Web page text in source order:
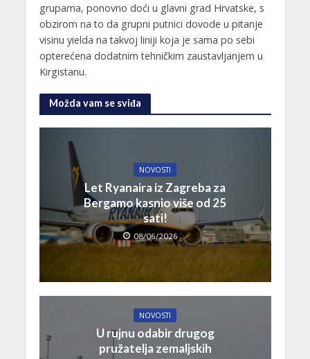
grupama, ponovno doći u glavni grad Hrvatske, s
obzirom na to da grupni putnici dovode u pitanje
visinu yielda na takvoj liniji koja je sama po sebi
opterećena dodatnim tehničkim zaustavljanjem u
Kirgistanu.
Možda vam se sviđa
NOVOSTI
Let Ryanaira iz Zagreba za
Bergamo kasnio više od 25
sati!
08/06/2026
NOVOSTI
U rujnu odabir drugog
pružatelja zemaljskih